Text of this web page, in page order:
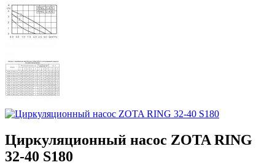
Циркуляционный насос ZOTA RING
32-40 S180